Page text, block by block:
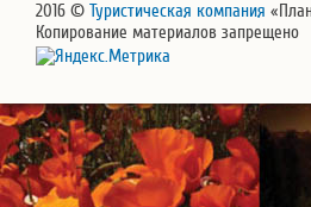
2016 © Туристическая компания
Копирование материалов запрещено